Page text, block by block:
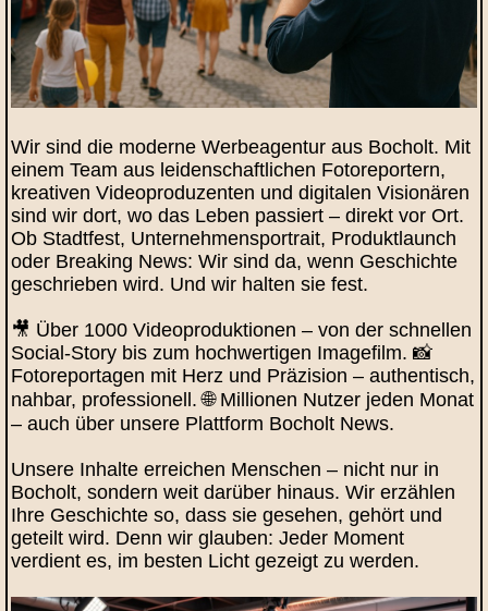
Wir sind die moderne Werbeagentur aus Bocholt. Mit
einem Team aus leidenschaftlichen Fotoreportern,
kreativen Videoproduzenten und digitalen Visionären
sind wir dort, wo das Leben passiert – direkt vor Ort.
Ob Stadtfest, Unternehmensportrait, Produktlaunch
oder Breaking News: Wir sind da, wenn Geschichte
geschrieben wird. Und wir halten sie fest.
🎥 Über 1000 Videoproduktionen – von der schnellen
Social-Story bis zum hochwertigen Imagefilm. 📸
Fotoreportagen mit Herz und Präzision – authentisch,
nahbar, professionell. 🌐 Millionen Nutzer jeden Monat
– auch über unsere Plattform Bocholt News.
Unsere Inhalte erreichen Menschen – nicht nur in
Bocholt, sondern weit darüber hinaus. Wir erzählen
Ihre Geschichte so, dass sie gesehen, gehört und
geteilt wird. Denn wir glauben: Jeder Moment
verdient es, im besten Licht gezeigt zu werden.